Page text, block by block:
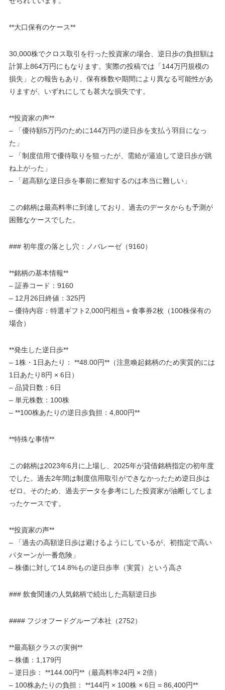
**大口保有のケース**
30,000株でクロス取引を行った投資家の場合、逆日歩の負担額は
計算上864万円にもなります。実際の投稿では「144万円規模の
損失」との報告もあり、保有株数や期間により異なる可能性があ
りますが、いずれにしても甚大な損失です。
**投資家の声**
– 「優待額5万円のために144万円の逆日歩を支払う羽目になっ
た」
– 「制度信用で優待取りを狙ったが、需給が逼迫して逆日歩が跳
ね上がった」
– 「超高額な逆日歩を事前に察知するのは本当に難しい」
この銘柄は最高料率に到達しており、過去のデータからも予測が
困難なケースでした。
### 初年度の落とし穴：ノバレーゼ（9160）
**銘柄の基本情報**
– 証券コード：9160
– 12月26日終値：325円
– 優待内容：特選ギフト2,000円相当＋食事券2枚（100株保有の
場合）
**発生した逆日歩**
– 1株・1日あたり： **48.00円**（注意喚起銘柄のため実質的には
1日あたり8円 × 6日）
– 品貸日数：6日
– 単元株数：100株
– **100株あたりの逆日歩負担：4,800円**
**特殊な事情**
この銘柄は2023年6月に上場し、2025年が貸借銘柄指定の初年度
でした。過去2年間は制度信用取引ができなかったため逆日歩は
ゼロ。そのため、過去データを参考にした投資家が油断してしま
ったケースです。
**投資家の声**
– 「過去の高額逆日歩は避けるようにしているが、初指定で高い
パターンが一番危険」
– 株価に対して14.8%もの逆日歩率（実質）という高さ
### 飲食関連の人気銘柄で続出した高額逆日歩
#### フジオフードグループ本社（2752）
**最高額クラスの実例**
– 株価：1,179円
– 逆日歩： **144.00円**（最高料率24円 × 2倍）
– 100株あたりの負担： **144円 × 100株 × 6日 = 86,400円**